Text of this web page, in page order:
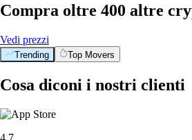
Compra oltre 400 altre
Vedi prezzi
Trending Top Movers
Cosa diconi i nostri clienti
4.7